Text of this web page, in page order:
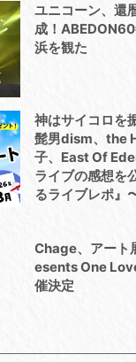
ユニコーン、還
成！
浜を観た
神はサイコロを
髭男dism、the
子、East Of
ライブの感想を
るライブレポ』
Chage、アート
esents One
催決定